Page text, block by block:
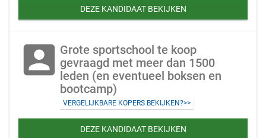
DEZE KANDIDAAT BEKIJKEN
account_box Grote sportschool te koop
gevraagd met meer dan 1500
leden (en eventueel boksen en
bootcamp)
VERGELIJKBARE KOPERS BEKIJKEN?>>
DEZE KANDIDAAT BEKIJKEN